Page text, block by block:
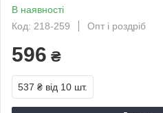
В наявності
Код: 218-259
Опт і роздріб
596 ₴
537 ₴ від 10 шт.